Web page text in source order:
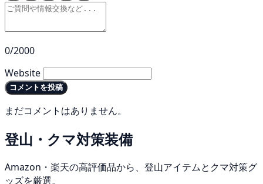
0/2000
Website
コメントを投稿
まだコメントはありません。
登山・クマ対策装備
Amazon・楽天の高評価品から、登山アイテムとクマ対策グ
ッズを厳選。